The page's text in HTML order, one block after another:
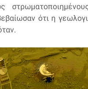
ότι η